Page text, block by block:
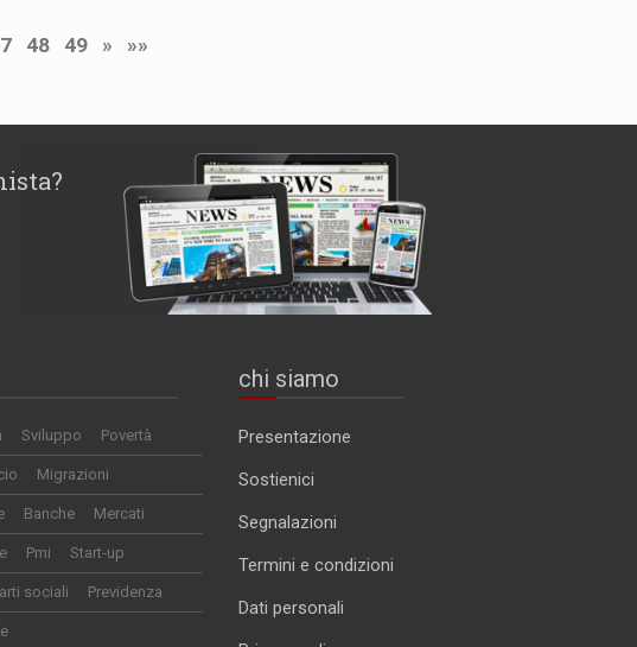
48 49 » »»
Sviluppo Povertà
Migrazioni
Banche Mercati
Pmi Start-up
sociali Previdenza
chi siamo
Presentazione
Sostienici
Segnalazioni
Termini e condizioni
Dati personali